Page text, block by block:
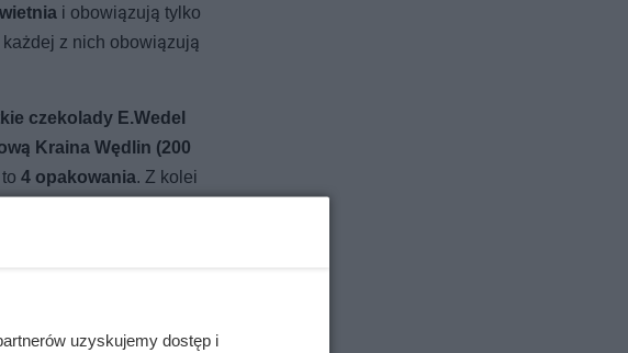
i obowiązują tylko
z nich obowiązują
czekolady E.Wedel
Kraina Wędlin (200
4 opakowania. Z kolei
uzyskujemy dostęp i